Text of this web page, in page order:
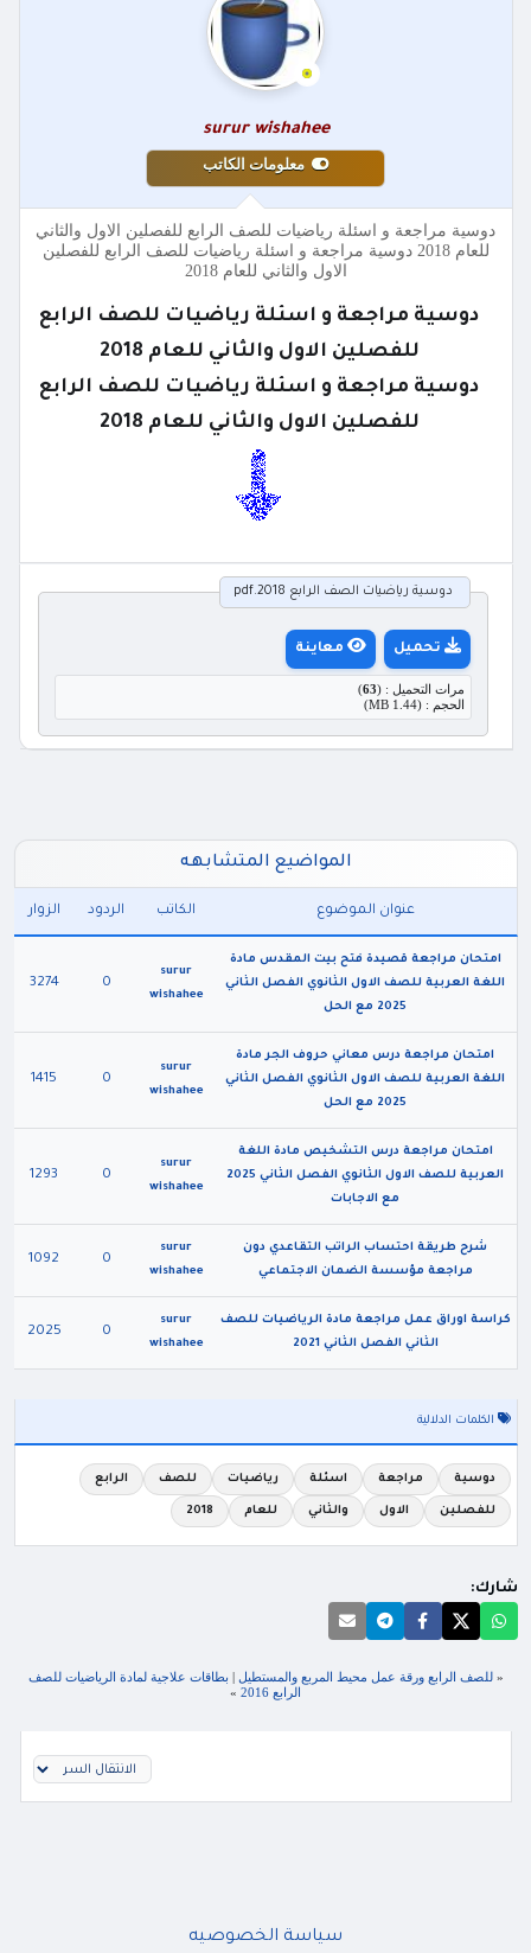
surur wishahee
معلومات الكاتب
دوسية مراجعة و اسئلة رياضيات للصف الرابع للفصلين الاول والثاني
للعام 2018 دوسية مراجعة و اسئلة رياضيات للصف الرابع للفصلين
الاول والثاني للعام 2018
دوسية مراجعة و اسئلة رياضيات للصف الرابع
للفصلين الاول والثاني للعام 2018
دوسية مراجعة و اسئلة رياضيات للصف الرابع
للفصلين الاول والثاني للعام 2018
دوسية رياضيات الصف الرابع 2018.pdf
تحميل معاينة
مرات التحميل : (63
)
الحجم : (1.44 MB)
المواضيع المتشابهه
عنوان الموضوع الكاتب الردود الزوار
امتحان مراجعة قصيدة فتح بيت المقدس مادة
اللغة العربية للصف الاول الثانوي الفصل الثاني
2025 مع الحل
surur
wishahee
0
3274
امتحان مراجعة درس معاني حروف الجر مادة
اللغة العربية للصف الاول الثانوي الفصل الثاني
2025 مع الحل
surur
wishahee
0
1415
امتحان مراجعة درس التشخيص مادة اللغة
العربية للصف الاول الثانوي الفصل الثاني 2025
مع الاجابات
surur
wishahee
0
1293
شرح طريقة احتساب الراتب التقاعدي دون
مراجعة مؤسسة الضمان الاجتماعي
surur
wishahee
0
1092
كراسة اوراق عمل مراجعة مادة الرياضيات للصف
الثاني الفصل الثاني 2021
surur
wishahee
0
2025
الكلمات الدلالية
دوسية مراجعة اسئلة رياضيات للصف الرابع
للفصلين الاول والثاني للعام 2018
شارك:
«للصف الرابع ورقة عمل محيط المربع والمستطيل | بطاقات علاجية لمادة الرياضيات للصف
الرابع 2016
»
سياسة الخصوصيه